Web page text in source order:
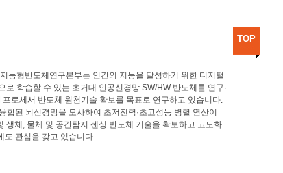
능형반도체연구본부는 인간의 지능을 달성하기 위한 디지털
학습할 수 있는 초거대 인공신경망 SW/HW 반도체를 연구·
로세서 반도체 원천기술 확보를 목표로 연구하고 있습니다.
된 뇌신경망을 모사하여 초저전력·초고성능 병렬 연산이
체, 물체 및 공간탐지 센싱 반도체 기술을 확보하고 고도화
도 관심을 갖고 있습니다.
TOP